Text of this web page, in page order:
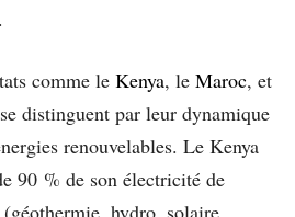
comme le Kenya, le Maroc, et
distinguent par leur dynamique
renouvelables. Le Kenya
90 % de son électricité de
hydro, solaire,